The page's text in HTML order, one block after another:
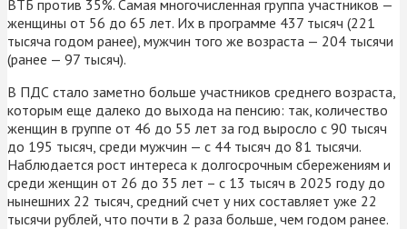
ВТБ против 35%. Самая многочисленная группа участников —
женщины от 56 до 65 лет. Их в программе 437 тысяч (221
тысяча годом ранее), мужчин того же возраста — 204 тысячи
(ранее — 97 тысяч).
В ПДС стало заметно больше участников среднего возраста,
которым еще далеко до выхода на пенсию: так, количество
женщин в группе от 46 до 55 лет за год выросло с 90 тысяч
до 195 тысяч, среди мужчин — с 44 тысяч до 81 тысячи.
Наблюдается рост интереса к долгосрочным сбережениям и
среди женщин от 26 до 35 лет – с 13 тысяч в 2025 году до
нынешних 22 тысяч, средний счет у них составляет уже 22
тысячи рублей, что почти в 2 раза больше, чем годом ранее.